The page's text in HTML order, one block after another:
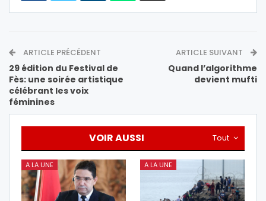
ARTICLE PRÉCÉDENT
29 édition du Festival de
Fès: une soirée artistique
célébrant les voix
féminines
ARTICLE SUIVANT
Quand l’algorithme
devient mufti
Tout
VOIR AUSSI
A LA UNE A LA UNE